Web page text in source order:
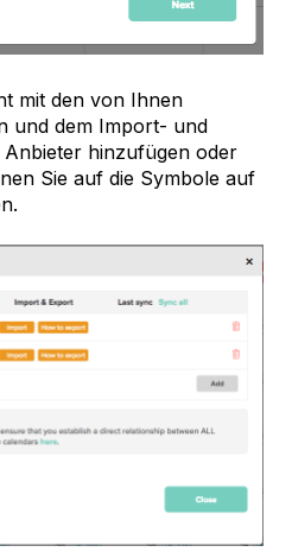
mit den von Ihnen
und dem Import- und
Anbieter hinzufügen oder
Sie auf die Symbole auf